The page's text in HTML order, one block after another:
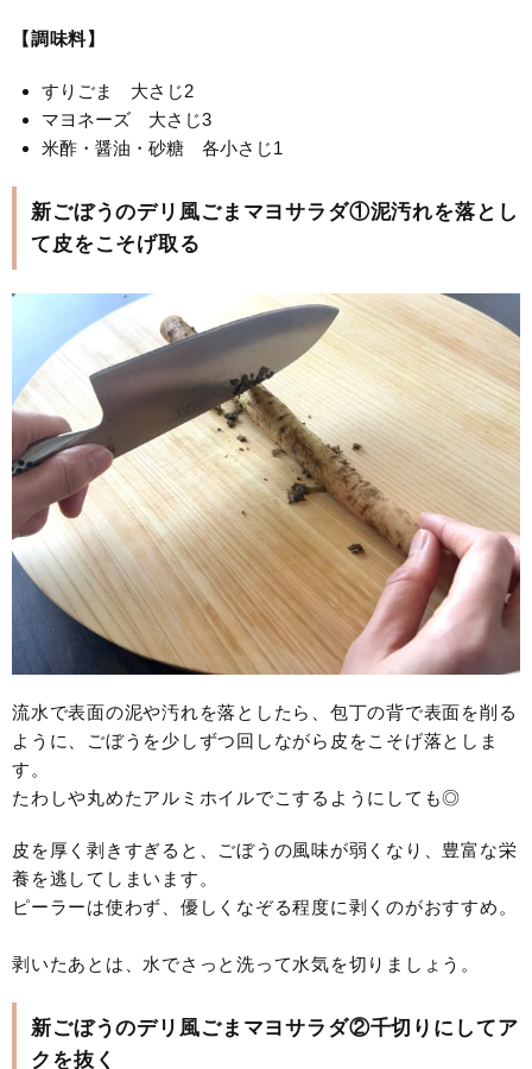
【調味料】
すりごま 大さじ2
マヨネーズ 大さじ3
米酢・醤油・砂糖 各小さじ1
新ごぼうのデリ風ごまマヨサラダ①泥汚れを落とし
て皮をこそげ取る
流水で表面の泥や汚れを落としたら、包丁の背で表面を削る
ように、ごぼうを少しずつ回しながら皮をこそげ落としま
す。
たわしや丸めたアルミホイルでこするようにしても◎
皮を厚く剥きすぎると、ごぼうの風味が弱くなり、豊富な栄
養を逃してしまいます。
ピーラーは使わず、優しくなぞる程度に剥くのがおすすめ。
剥いたあとは、水でさっと洗って水気を切りましょう。
新ごぼうのデリ風ごまマヨサラダ②千切りにしてア
クを抜く